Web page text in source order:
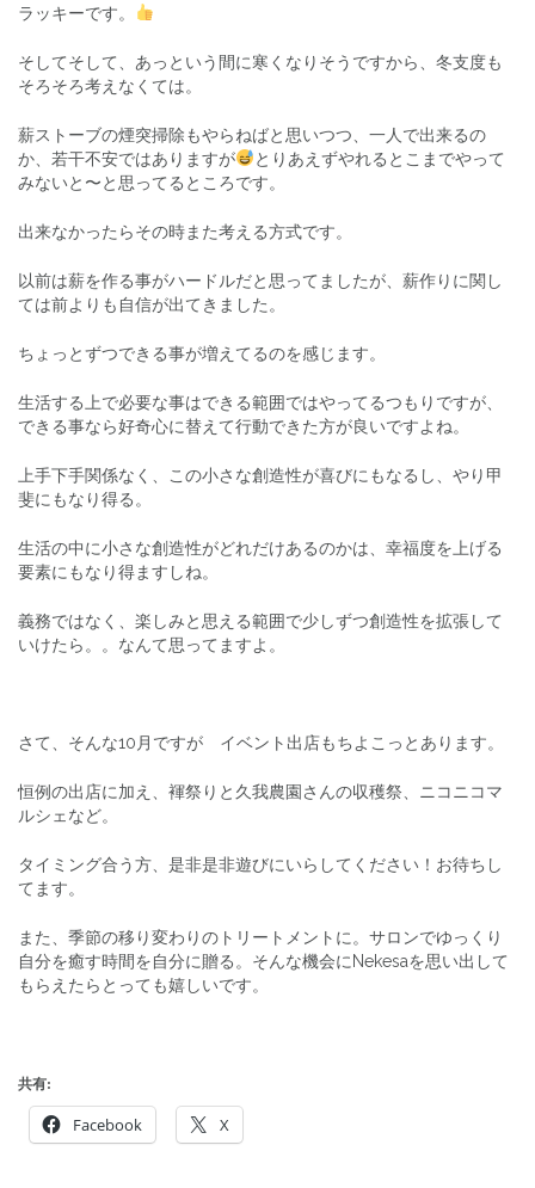
ラッキーです。
そしてそして、あっという間に寒くなりそうですから、冬支度も
そろそろ考えなくては。
薪ストーブの煙突掃除もやらねばと思いつつ、一人で出来るの
か、若干不安ではありますが
とりあえずやれるとこまでやって
みないと〜と思ってるところです。
出来なかったらその時また考える方式です。
以前は薪を作る事がハードルだと思ってましたが、薪作りに関し
ては前よりも自信が出てきました。
ちょっとずつできる事が増えてるのを感じます。
生活する上で必要な事はできる範囲ではやってるつもりですが、
できる事なら好奇心に替えて行動できた方が良いですよね。
上手下手関係なく、この小さな創造性が喜びにもなるし、やり甲
斐にもなり得る。
生活の中に小さな創造性がどれだけあるのかは、幸福度を上げる
要素にもなり得ますしね。
義務ではなく、楽しみと思える範囲で少しずつ創造性を拡張して
いけたら。。なんて思ってますよ。
さて、そんな10月ですが イベント出店もちよこっとあります。
恒例の出店に加え、褌祭りと久我農園さんの収穫祭、ニコニコマ
ルシェなど。
タイミング合う方、是非是非遊びにいらしてください！お待ちし
てます。
また、季節の移り変わりのトリートメントに。サロンでゆっくり
自分を癒す時間を自分に贈る。そんな機会にNekesaを思い出して
もらえたらとっても嬉しいです。
共有:
Facebook X